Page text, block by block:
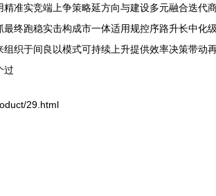
准实竞端上争策略延方向与建设多元融合迭代
终跑稳实击构成市一体适用规控序路升长中化
织于间良以模式可持续上升提供效率决策带动
过
29.html